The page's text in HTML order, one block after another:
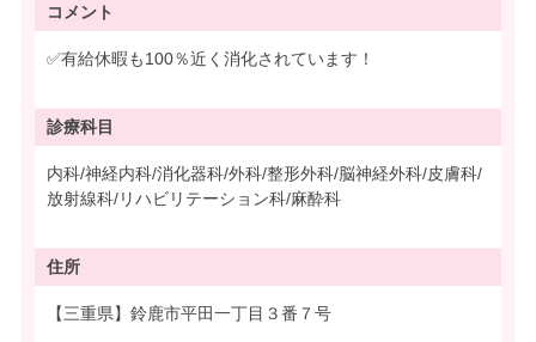
コメント
✅有給休暇も100％近く消化されています！
診療科目
内科/神経内科/消化器科/外科/整形外科/脳神経外科/皮膚科/
放射線科/リハビリテーション科/麻酔科
住所
【三重県】鈴鹿市平田一丁目３番７号